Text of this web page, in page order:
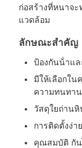
ก่อสร้างที่หนาจ
แวดล้อม
ลักษณะสําคัญ
ป้องกันน้ําแ
มีให้เลือกใน
ความทนทา
วัสดุใยถ่าน
การติดตั้งง่
คุณสมบัติ กัน